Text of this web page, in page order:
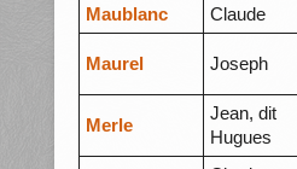
Maublanc
Claude
Maurel Joseph
Merle
Jean, dit
Hugues